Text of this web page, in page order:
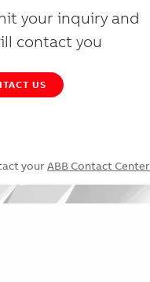
your inquiry and
contact you
US
your ABB Contact Center